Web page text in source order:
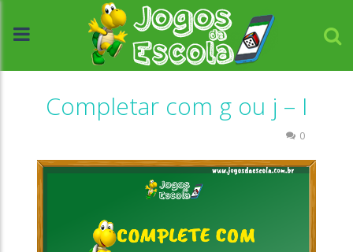
Completar com g ou j – I
0